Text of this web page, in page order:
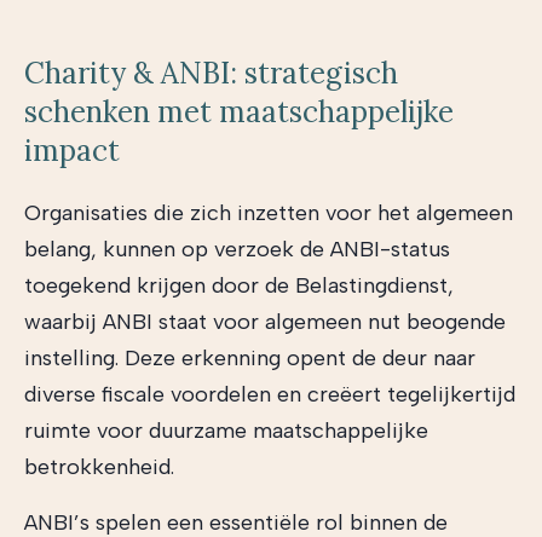
Charity & ANBI: strategisch
schenken met maatschappelijke
impact
Organisaties die zich inzetten voor het algemeen
belang, kunnen op verzoek de ANBI-status
toegekend krijgen door de Belastingdienst,
waarbij ANBI staat voor algemeen nut beogende
instelling. Deze erkenning opent de deur naar
diverse fiscale voordelen en creëert tegelijkertijd
ruimte voor duurzame maatschappelijke
betrokkenheid.
ANBI’s spelen een essentiële rol binnen de